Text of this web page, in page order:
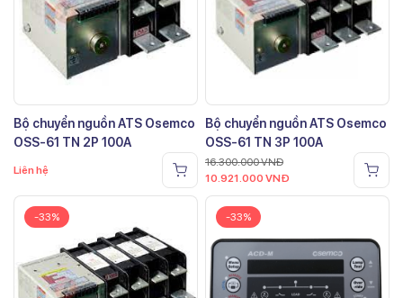
Bộ chuyển nguồn ATS Osemco
OSS-61 TN 2P 100A
Liên hệ
Bộ chuyển nguồn ATS Osemco
OSS-61 TN 3P 100A
16.300.000VNĐ
10.921.000 VNĐ
-33% -33%